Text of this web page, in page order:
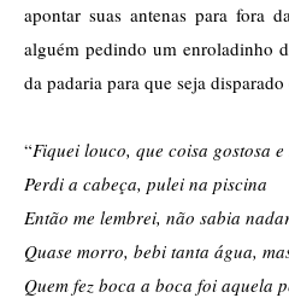
apontar suas antenas para fora
alguém pedindo um enroladinho
da padaria para que seja
“Fiquei louco, que coisa gostosa
Perdi a cabeça, pulei na piscina
Então me lembrei, não sabia
Quase morro, bebi tanta água,
Quem fez boca a boca foi aquela